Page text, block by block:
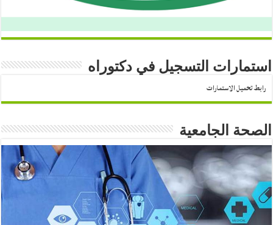
استمارات التسجيل في دكتوراه
رابط تحميل الاستمارات
الصحة الجامعية